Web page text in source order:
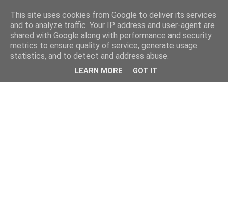
This site uses cookies from Google to deliver its services
and to analyze traffic. Your IP address and user-agent are
shared with Google along with performance and security
metrics to ensure quality of service, generate usage
statistics, and to detect and address abuse.
LEARN MORE GOT IT